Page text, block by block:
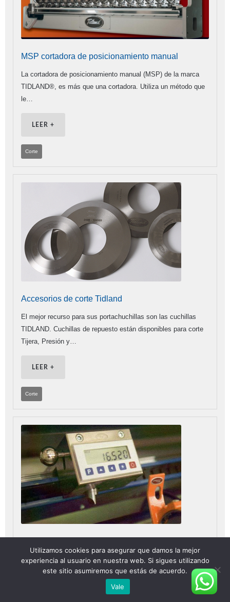
MSP cortadora de posicionamiento manual
La cortadora de posicionamiento manual (MSP) de la marca
TIDLAND®, es más que una cortadora. Utiliza un método que
le…
LEER +
Corte
Accesorios de corte Tidland
El mejor recurso para sus portachuchillas son las cuchillas
TIDLAND. Cuchillas de repuesto están disponibles para corte
Tijera, Presión y…
LEER +
Corte
para aumentar la productividad El sistema MSP provee el
rendimiento que necesitas, con la facilidad de actualizaciones
Utilizamos cookies para asegurar que damos la mejor
experiencia al usuario en nuestra web. Si sigues utilizando
este sitio asumiremos que estás de acuerdo.
Vale